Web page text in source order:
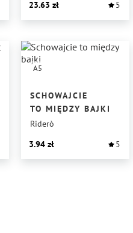
23.63 5
A5
SCHOWAJCIE
TO MIĘDZY BAJKI
Riderò
3.94
5